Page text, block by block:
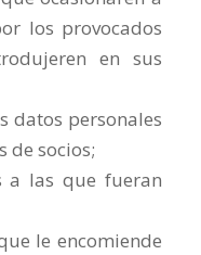
los provocados
en sus
datos personales
de socios;
a las que fueran
le encomiende